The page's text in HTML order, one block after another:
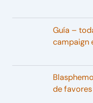
Guía –
campaign
de favores